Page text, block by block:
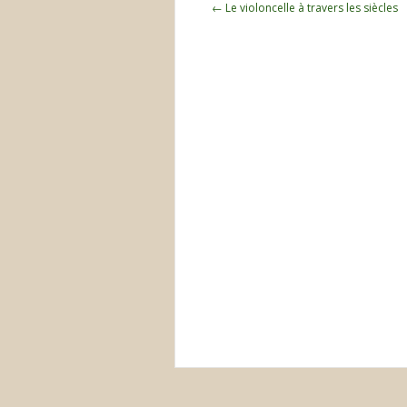
Navigation
← Le violoncelle à travers les siècles